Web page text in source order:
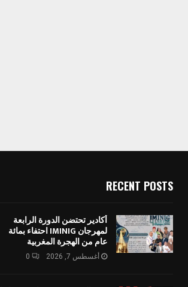
RECENT POSTS
أكادير تحتضن الدورة الرابعة
لمهرجان IMINIG احتفاء بمائة
عام من الهجرة المغربية
أغسطس 7, 2026 0